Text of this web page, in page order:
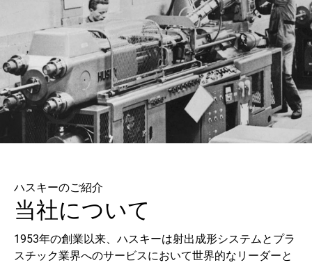
ハスキーのご紹介
当社について
1953年の創業以来、ハスキーは射出成形システムとプラ
スチック業界へのサービスにおいて世界的なリーダーと